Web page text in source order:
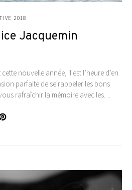
2018
Jacquemin
nouvelle année, il est l’heure d’en
parfaite de se rappeler les bons
rafraîchir la mémoire avec les…